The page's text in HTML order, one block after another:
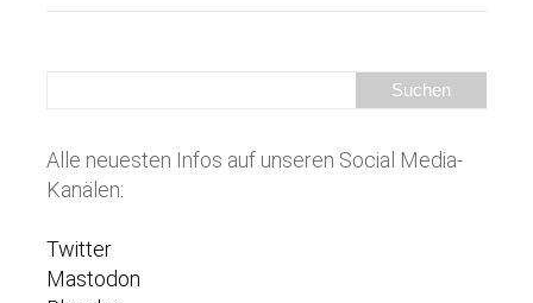
Alle neuesten Infos auf unseren Social Media-
Kanälen:
Twitter
Mastodon